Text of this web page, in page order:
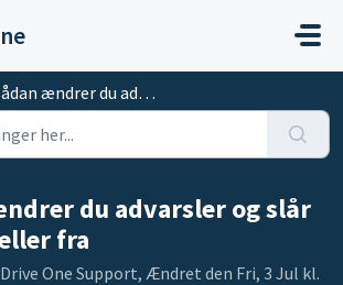
ændrer du advarsler og slår dem til eller fra
du advarsler og slår
fra
One Support, Ændret den Fri, 3 Jul kl.